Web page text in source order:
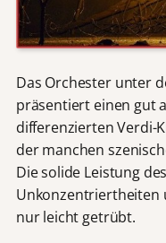
Das Orchester unter
präsentiert einen gut
differenzierten Verdi-
der manchen
Die solide Leistung
Unkonzentriertheiten
nur leicht getrübt.